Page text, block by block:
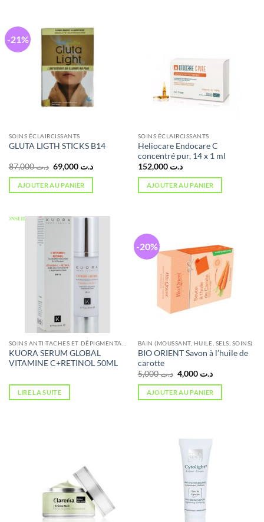
-21%
SOINS ÉCLAIRCISSANTS
GLUTA LIGTH STICKS B14
د.ت87,000
Le
prix
initial
était :
د.ت 69,000
Le
AJOUTER AU PANIER
SOINS ÉCLAIRCISSANTS
Heliocare Endocare C
concentré pur, 14 x 1 ml
د.ت 152,000
AJOUTER AU PANIER
KUORA SERUM GLOBAL
VITAMINE C+RETINOL 50ML
LIRE LA SUITE
-20%
BAIN (MOUSSANT, HUILE, SELS, SOINS)
BIO ORIENT Savon à l’huile de
carotte
د.ت5,000
Le
prix
initial
était :
د.ت 4,000
Le
actuel
est :
AJOUTER AU PANIER